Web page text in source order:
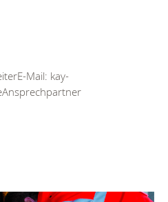
Mail: kay-